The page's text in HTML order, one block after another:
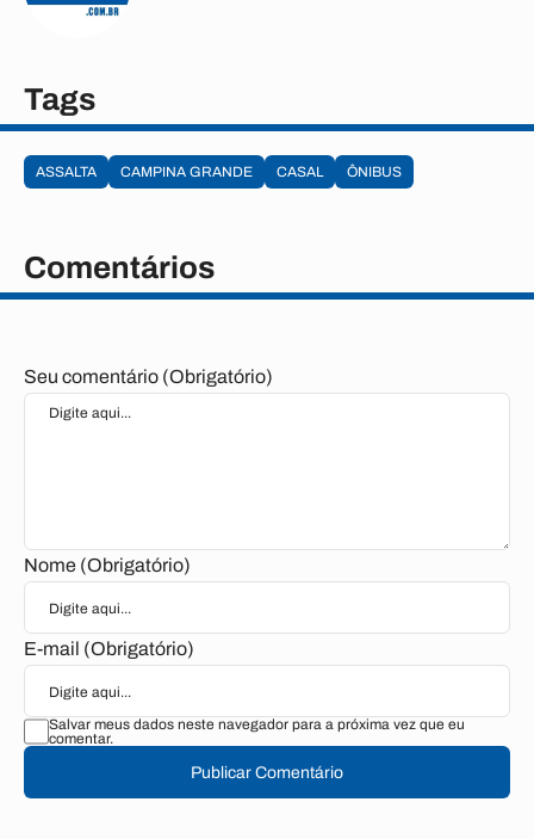
Tags
ASSALTA CAMPINA GRANDE CASAL ÔNIBUS
Comentários
Seu comentário (Obrigatório)
Nome (Obrigatório)
E-mail (Obrigatório)
Salvar meus dados neste navegador para a próxima vez que eu
comentar.
Publicar Comentário